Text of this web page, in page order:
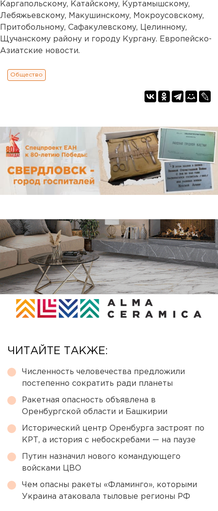
Каргапольскому, Катайскому, Куртамышскому,
Лебяжьевскому, Макушинскому, Мокроусовскому,
Притобольному, Сафакулевскому, Целинному,
Щучанскому району и городу Кургану. Европейско-
Азиатские новости.
Общество
ЧИТАЙТЕ ТАКЖЕ:
Численность человечества предложили
постепенно сократить ради планеты
Ракетная опасность объявлена в
Оренбургской области и Башкирии
Исторический центр Оренбурга застроят по
КРТ, а история с небоскребами — на паузе
Путин назначил нового командующего
войсками ЦВО
Чем опасны ракеты «Фламинго», которыми
Украина атаковала тыловые регионы РФ